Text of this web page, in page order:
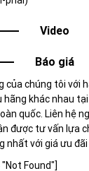
Video
Báo giá
của chúng tôi với
khác nhau
quốc. Liên hệ
được tư vấn lựa
nhất với giá ưu
Found"]